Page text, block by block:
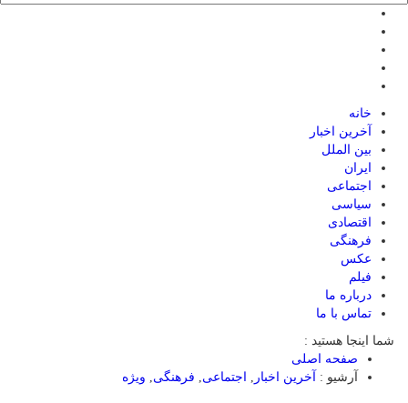
خانه
آخرین اخبار
بین الملل
ایران
اجتماعی
سیاسی
اقتصادی
فرهنگی
عکس
فیلم
درباره ما
تماس با ما
شما اینجا هستید :
صفحه اصلی
آرشیو :
آخرین اخبار اجتماعی فرهنگی ویژه